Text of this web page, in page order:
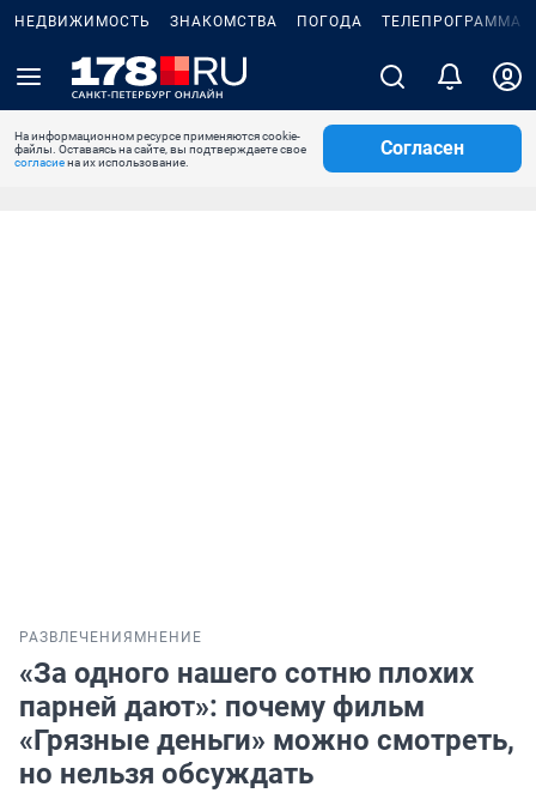
НЕДВИЖИМОСТЬ ЗНАКОМСТВА ПОГОДА ТЕЛЕПРОГРАММА
На информационном ресурсе применяются cookie-
файлы. Оставаясь на сайте, вы подтверждаете свое
согласиена их использование.
Согласен
РАЗВЛЕЧЕНИЯ МНЕНИЕ
«За одного нашего сотню плохих
парней дают»: почему фильм
«Грязные деньги» можно смотреть,
но нельзя обсуждать